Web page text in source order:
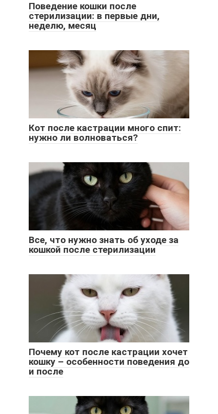
Поведение кошки после
стерилизации: в первые дни,
неделю, месяц
Кот после кастрации много спит:
нужно ли волноваться?
Все, что нужно знать об уходе за
кошкой после стерилизации
Почему кот после кастрации хочет
кошку – особенности поведения до
и после